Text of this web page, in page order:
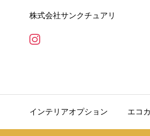
株式会社サンクチュアリ
インテリアオプション エコ